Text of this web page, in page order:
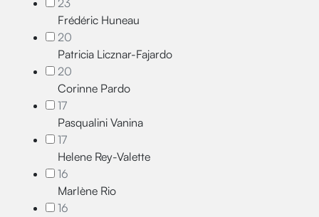
23
Frédéric Huneau
20
Patricia Licznar-Fajardo
20
Corinne Pardo
17
Pasqualini Vanina
17
Helene Rey-Valette
16
Marlène Rio
16